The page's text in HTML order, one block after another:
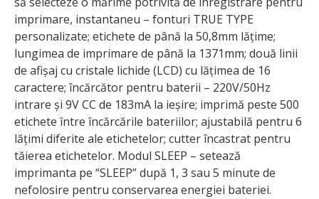
imprimare, instantaneu – fonturi TRUE TYPE
personalizate; etichete de până la 50,8mm lățime;
lungimea de imprimare de până la 1371mm; două linii
de afișaj cu cristale lichide (LCD) cu lățimea de 16
caractere; încărcător pentru baterii – 220V/50Hz
intrare și 9V CC de 183mA la ieșire; imprimă peste 500
etichete între încărcările bateriilor; ajustabilă pentru 6
lățimi diferite ale etichetelor; cutter încastrat pentru
tăierea etichetelor. Modul SLEEP – setează
imprimanta pe “SLEEP” după 1, 3 sau 5 minute de
nefolosire pentru conservarea energiei bateriei.